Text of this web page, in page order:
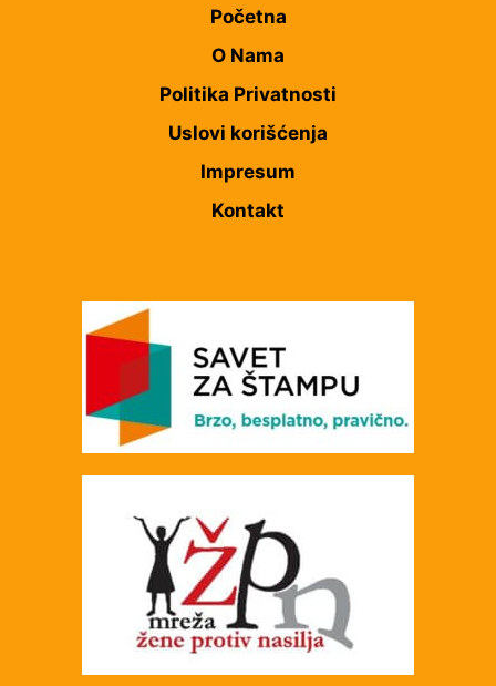
Početna
O Nama
Politika Privatnosti
Uslovi korišćenja
Impresum
Kontakt